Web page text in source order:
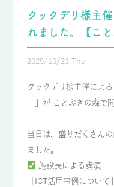
クックデリ様主
れました。【こと
2025/10/23 Thu
クックデリ様主催によ
ー」が ことぶきの森で
当日は、盛りだくさん
ました。
施設長による講演
「ICT活用事例につい